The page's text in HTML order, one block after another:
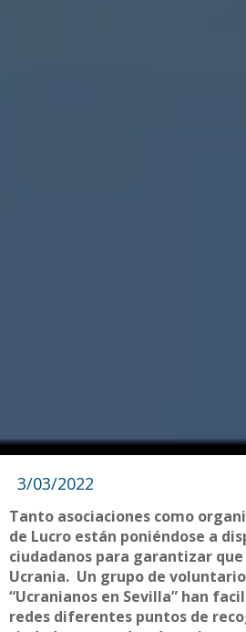
3/03/2022
Tanto asociaciones como
de Lucro están poniéndose a
ciudadanos para garantizar
Ucrania. Un grupo de
“Ucranianos en Sevilla” han
redes diferentes puntos de